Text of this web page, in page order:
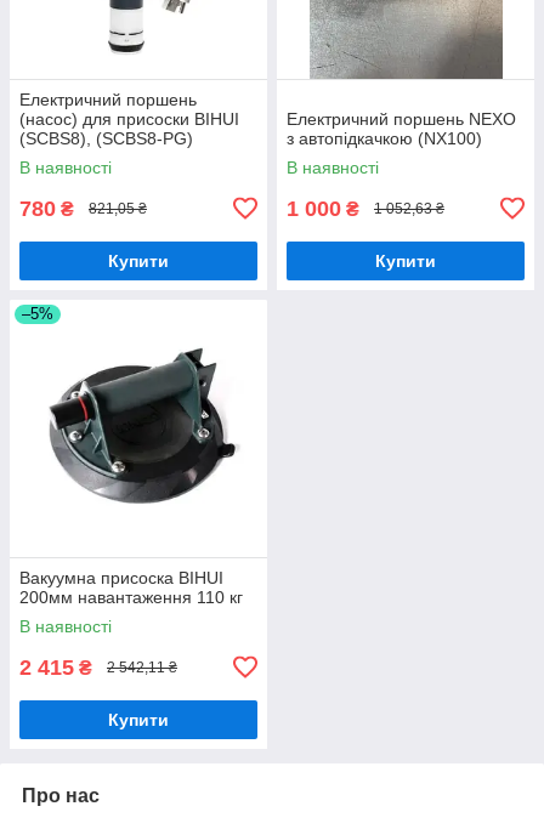
Електричний поршень
(насос) для присоски BIHUI
(SCBS8), (SCBS8-PG)
В наявності
780 ₴ 821,05 ₴
Купити
Електричний поршень NEXO
з автопідкачкою (NX100)
В наявності
1 000 ₴ 1 052,63 ₴
Купити
–5%
Вакуумна присоска BIHUI
200мм навантаження 110 кг
В наявності
2 415 ₴ 2 542,11 ₴
Купити
Про нас